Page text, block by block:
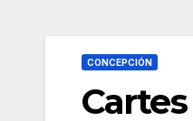
CONCEPCIÓN